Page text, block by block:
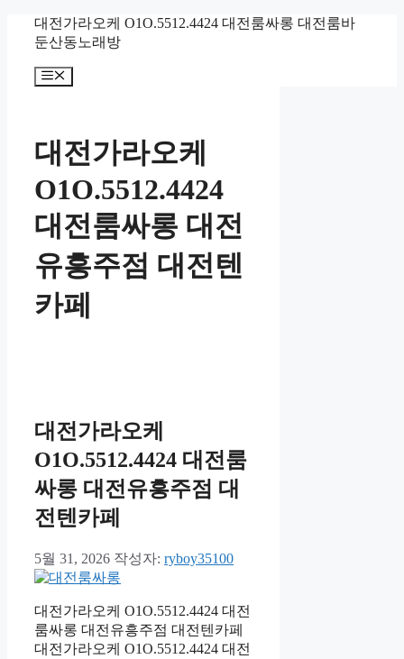
대전가라오케 O1O.5512.4424 대전룸싸롱 대전룸바
둔산동노래방
메
대전가라오케
O1O.5512.4424
대전룸싸롱 대전
유흥주점 대전텐
카페
대전가라오케
O1O.5512.4424 대전룸
싸롱 대전유흥주점 대
전텐카페
5월 31, 2026 작성자: ryboy35100
대전가라오케 O1O.5512.4424 대전
룸싸롱 대전유흥주점 대전텐카페
대전가라오케 O1O.5512.4424 대전